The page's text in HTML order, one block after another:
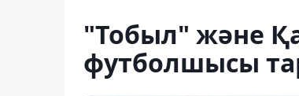
"Тобыл" және
футболшысы